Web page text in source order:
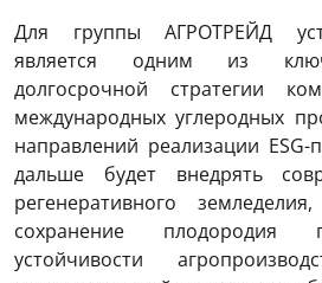
Для группы АГРОТРЕЙД
является одним из
долгосрочной стратегии
международных углеродных
направлений реализации
дальше будет внедрять
регенеративного
сохранение плодородия
устойчивости